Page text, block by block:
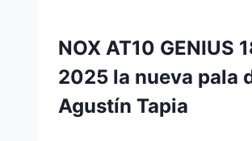
NOX AT10 GENIUS
2025 la nueva pala
Agustín Tapia